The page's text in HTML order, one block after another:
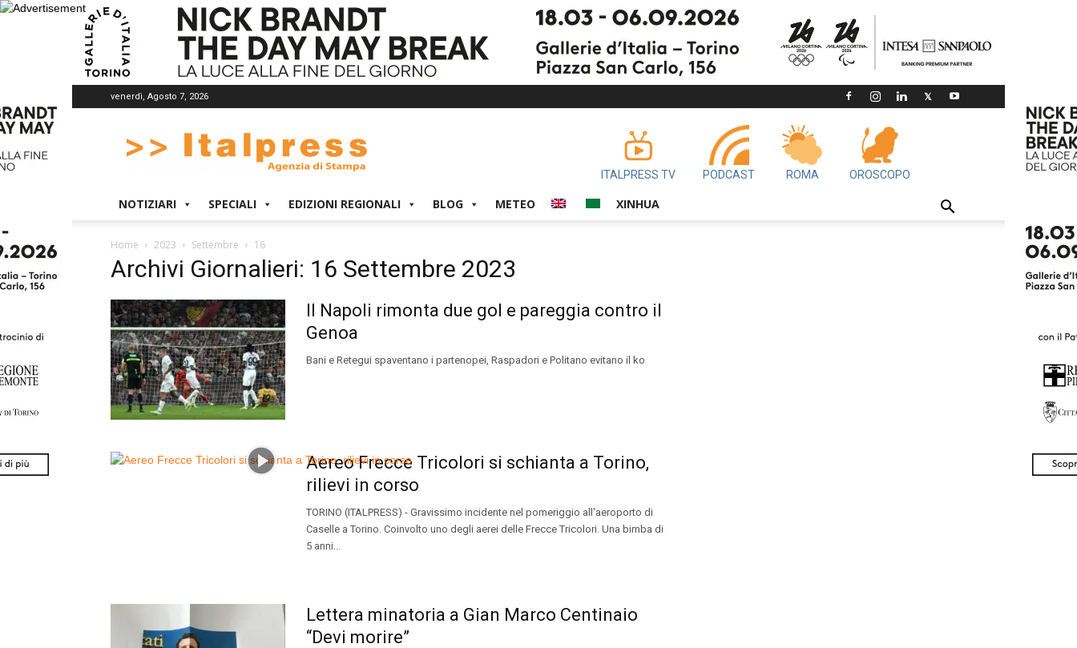
venerdì, Agosto 7, 2026
ITALPRESS TV PODCAST ROMA OROSCOPO
NOTIZIARI SPECIALI EDIZIONI REGIONALI BLOG METEO XINHUA
Home 2023 Settembre 16
Archivi Giornalieri: 16 Settembre 2023
Il Napoli rimonta due gol e pareggia contro il
Genoa
Bani e Retegui spaventano i partenopei, Raspadori e Politano evitano il ko
Aereo Frecce Tricolori si schianta a Torino,
rilievi in corso
TORINO (ITALPRESS) - Gravissimo incidente nel pomeriggio all'aeroporto di
Caselle a Torino. Coinvolto uno degli aerei delle Frecce Tricolori. Una bimba di
5 anni...
Lettera minatoria a Gian Marco Centinaio
“Devi morire”